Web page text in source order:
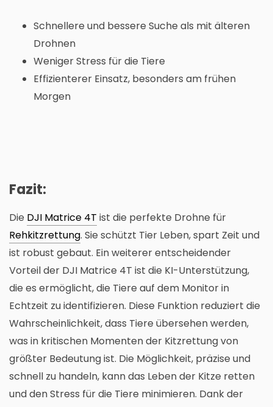
Schnellere und bessere Suche als mit älteren
Drohnen
Weniger Stress für die Tiere
Effizienterer Einsatz, besonders am frühen
Morgen
Fazit:
Die DJI Matrice 4T ist die perfekte Drohne für
Rehkitzrettung. Sie schützt Tier Leben, spart Zeit und
ist robust gebaut. Ein weiterer entscheidender
Vorteil der DJI Matrice 4T ist die KI-Unterstützung,
die es ermöglicht, die Tiere auf dem Monitor in
Echtzeit zu identifizieren. Diese Funktion reduziert die
Wahrscheinlichkeit, dass Tiere übersehen werden,
was in kritischen Momenten der Kitzrettung von
größter Bedeutung ist. Die Möglichkeit, präzise und
schnell zu handeln, kann das Leben der Kitze retten
und den Stress für die Tiere minimieren. Dank der